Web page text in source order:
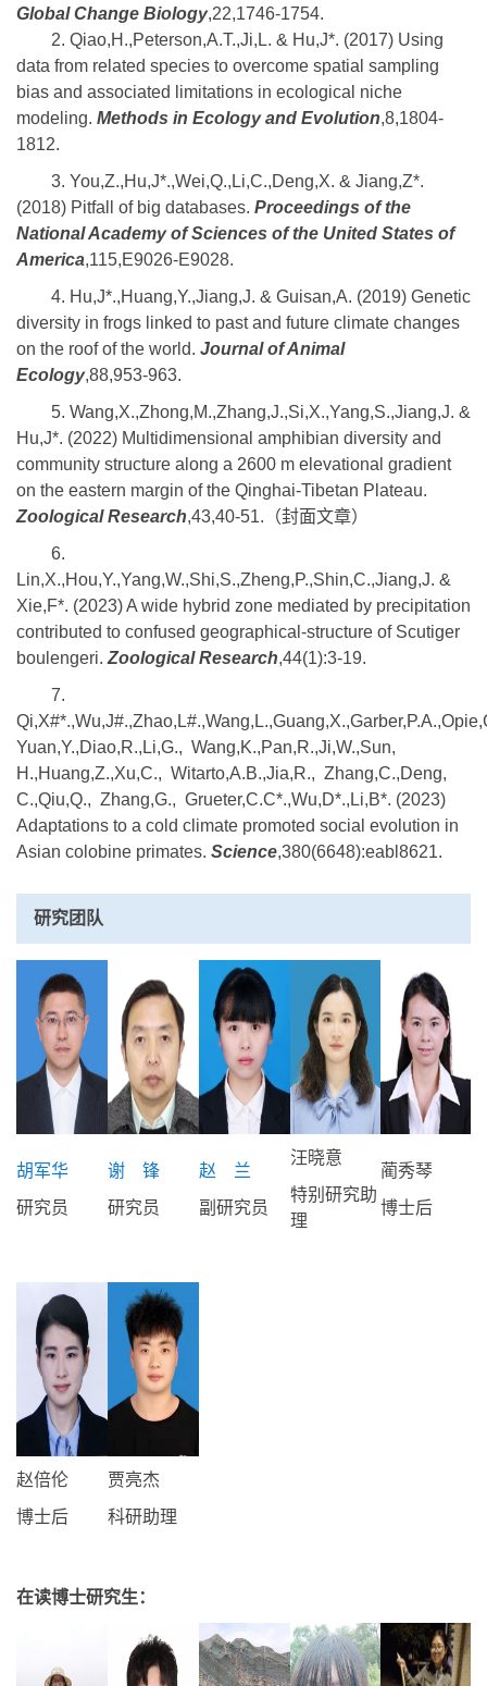
Global Change Biology,22,1746-1754.
2. Qiao,H.,Peterson,A.T.,Ji,L. & Hu,J*. (2017) Using
data from related species to overcome spatial sampling
bias and associated limitations in ecological niche
modeling. Methods in Ecology and Evolution,8,1804-
1812.
3. You,Z.,Hu,J*.,Wei,Q.,Li,C.,Deng,X. & Jiang,Z*.
(2018) Pitfall of big databases. Proceedings of the
National Academy of Sciences of the United States of
America,115,E9026-E9028.
4. Hu,J*.,Huang,Y.,Jiang,J. & Guisan,A. (2019) Genetic
diversity in frogs linked to past and future climate changes
on the roof of the world. Journal of Animal
Ecology,88,953-963.
5. Wang,X.,Zhong,M.,Zhang,J.,Si,X.,Yang,S.,Jiang,J. &
Hu,J*. (2022) Multidimensional amphibian diversity and
community structure along a 2600 m elevational gradient
on the eastern margin of the Qinghai-Tibetan Plateau.
Zoological Research,43,40-51.（封面文章）
6.
Lin,X.,Hou,Y.,Yang,W.,Shi,S.,Zheng,P.,Shin,C.,Jiang,J. &
Xie,F*. (2023) A wide hybrid zone mediated by precipitation
contributed to confused geographical-structure of Scutiger
boulengeri. Zoological Research,44(1):3-19.
7.
Yuan,Y.,Diao,R.,Li,G., Wang,K.,Pan,R.,Ji,W.,Sun,
H.,Huang,Z.,Xu,C., Witarto,A.B.,Jia,R., Zhang,C.,Deng,
C.,Qiu,Q., Zhang,G., Grueter,C.C*.,Wu,D*.,Li,B*. (2023)
Adaptations to a cold climate promoted social evolution in
Asian colobine primates. Science,380(6648):eabl8621.
研究团队
胡军华
研究员
谢 锋
研究员
赵 兰
副研究员
汪晓意
特别研究助
理
蔺秀琴
博士后
赵倍伦
博士后
贾亮杰
科研助理
在读博士研究生：